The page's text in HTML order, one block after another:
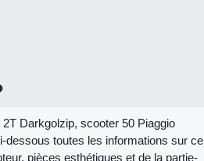
Darkgolzip, scooter 50 Piaggio
dessous toutes les informations sur ce
pièces esthétiques et de la partie-